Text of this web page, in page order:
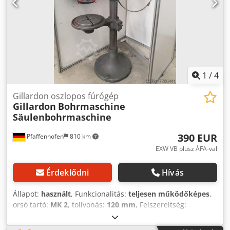
1 /4
Pfaffenhofen 810 km
Gillardon oszlopos fúrógép
Gillardon Bohrmaschine
Säulenbohrmaschine
390 EUR
EXW VB plusz ÁFA-val
Érdeklődni Hívás
Állapot: használt, Funkcionalitás: teljesen működőképes,
orsó tartó: MK 2, tollvonás: 120 mm, Felszereltség:
, Gillardon oszlopos fúrógep Gyártó:
Maschinenfabrik Wilhelm Gillardon II, Bretten i. Baden A